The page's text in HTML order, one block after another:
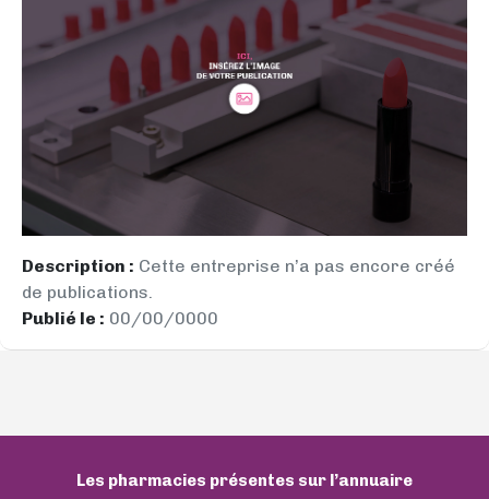
Description : Cette entreprise n’a pas encore créé
de publications.
Publié le : 00/00/0000
Les pharmacies présentes sur l’annuaire